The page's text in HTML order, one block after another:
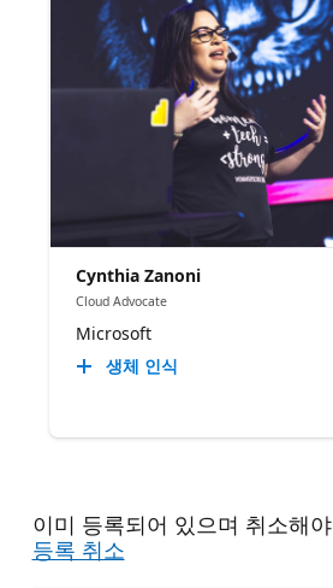
Cynthia Zanoni
Cloud Advocate
Microsoft
생체 인식
이미 등록되어 있으며 취소해
등록 취소